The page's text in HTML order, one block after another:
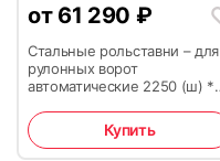
от 61 290 ₽
Стальные рольставни – для
рулонных ворот
автоматические 2250 (ш) *
Купить